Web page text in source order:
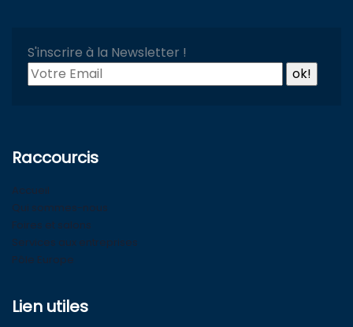
S'inscrire à la Newsletter !
Raccourcis
Accueil
Qui sommes-nous
Foires et salons
Services aux entreprises
Pôle Europe
Lien utiles